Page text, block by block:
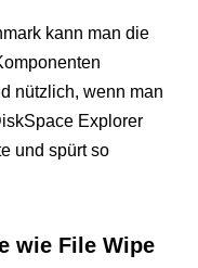
kann man die
nützlich, wenn man
Explorer
und spürt so
wie File Wipe